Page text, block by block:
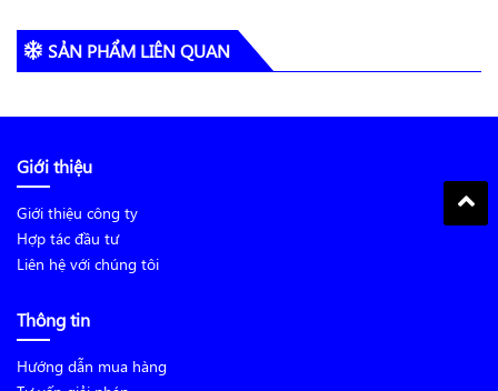
SẢN PHẨM LIÊN QUAN
Giới thiệu
Giới thiệu công ty
Hợp tác đầu tư
Liên hệ với chúng tôi
Thông tin
Hướng dẫn mua hàng